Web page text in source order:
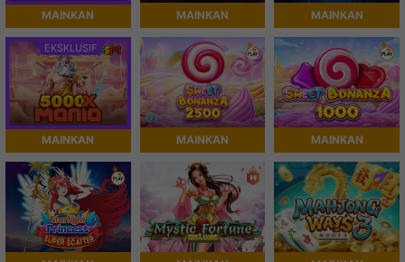
MAINKAN MAINKAN MAINKAN
EKSKLUSIF
MAINKAN MAINKAN MAINKAN